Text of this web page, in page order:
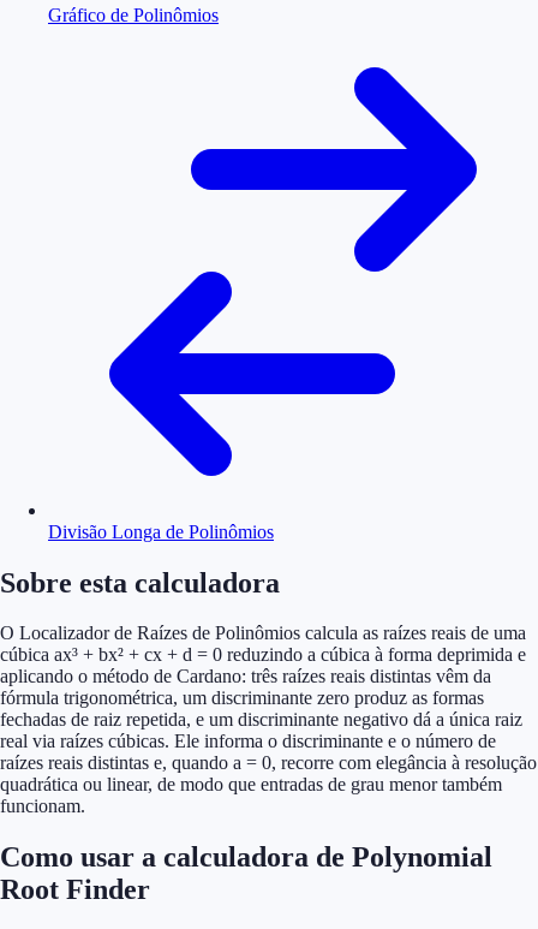
Gráfico de Polinômios
Divisão Longa de Polinômios
Sobre esta calculadora
O Localizador de Raízes de Polinômios calcula as raízes reais de uma
cúbica ax³ + bx² + cx + d = 0 reduzindo a cúbica à forma deprimida e
aplicando o método de Cardano: três raízes reais distintas vêm da
fórmula trigonométrica, um discriminante zero produz as formas
fechadas de raiz repetida, e um discriminante negativo dá a única raiz
real via raízes cúbicas. Ele informa o discriminante e o número de
raízes reais distintas e, quando a = 0, recorre com elegância à resolução
quadrática ou linear, de modo que entradas de grau menor também
funcionam.
Como usar a calculadora de Polynomial
Root Finder